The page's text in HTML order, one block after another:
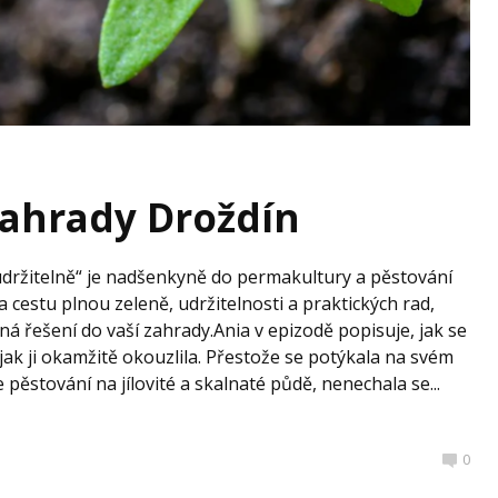
Droždín
je nadšenkyně do permakultury a pěstování
cestu plnou zeleně, udržitelnosti a praktických rad,
řešení do vaší zahrady.Ania v epizodě popisuje, jak se
ji okamžitě okouzlila. Přestože se potýkala na svém
na jílovité a skalnaté půdě, nenechala se...
0